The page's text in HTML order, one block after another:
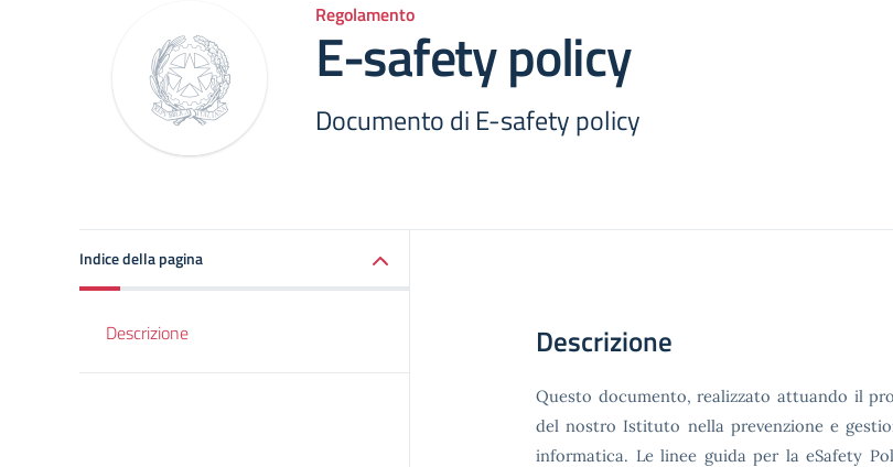
Regolamento
E-safety policy
Documento di E-safety policy
Indice della pagina
Descrizione Descrizione
Questo documento, realizzato attuando il
del nostro Istituto nella prevenzione e
informatica. Le linee guida per la eSafety